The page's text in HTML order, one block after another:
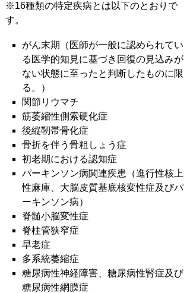
※16種類の特定疾病とは以下のとおりで
す。
がん末期（医師が一般に認められてい
る医学的知見に基づき回復の見込みが
ない状態に至ったと判断したものに限
る。）
関節リウマチ
筋萎縮性側索硬化症
後縦靭帯骨化症
骨折を伴う骨粗しょう症
初老期における認知症
パーキンソン病関連疾患（進行性核上
性麻庫、大脳皮質基底核変性症及びパ
ーキンソン病）
脊髄小脳変性症
脊柱管狭窄症
早老症
多系統萎縮症
糖尿病性神経障害、糖尿病性腎症及び
糖尿病性網膜症